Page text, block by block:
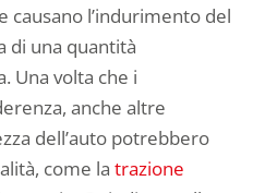
causano l’indurimento del
di una quantità
Una volta che i
anche altre
dell’auto potrebbero
come la trazione